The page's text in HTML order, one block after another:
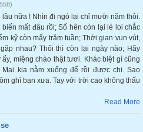
lâu nữa ! Nhìn đi ngó lại chỉ mười năm thôi.
biến mất đâu rồi; Số hên còn lại lẻ loi chắc
kỹ còn mấy trăm tuần; Thời gian vun vút,
nhau? Thôi thì còn lại ngày nào; Hãy
ấy, miệng chào thật tươi. Khác biệt gì cũng
Mai kia nằm xuống để rồi được chi. Sao
ghì bạn xưa. Tay với trời cao không thấu
Read More